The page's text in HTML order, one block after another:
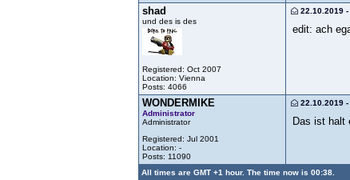
shad
und des is des
Registered: Oct 2007
Location: Vienna
Posts: 4066
22.10.2019
edit: ach
WONDERMIKE
Administrator
Administrator
Registered: Jul 2001
Location: -
Posts: 11090
22.10.2019 -
Das ist halt
All times are GMT +1 hour. The time now is 00:38.